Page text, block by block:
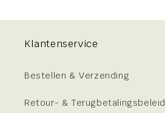
Klantenservice
Bestellen & Verzending
Retour- & Terugbetalingsbeleid